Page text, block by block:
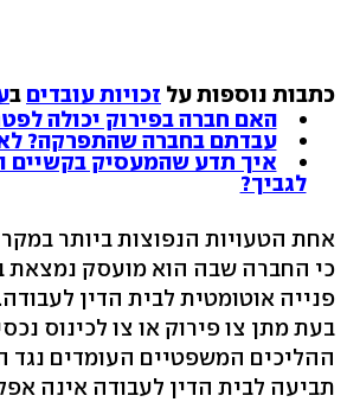
כתבות נוספות על זכויות עובדים ב
האם חברה בפירוק יכולה
עבדתם בחברה שהתפרקה?
איך תדע שהמעסיק בקשיים
לגביך?
אחת הטעויות הנפוצות ביותר
כי החברה שבה הוא מועסק נמצאת
פנייה אוטומטית לבית הדין
בעת מתן צו פירוק או צו לכינוס
ההליכים המשפטיים העומדים נגד
תביעה לבית הדין לעבודה אינה